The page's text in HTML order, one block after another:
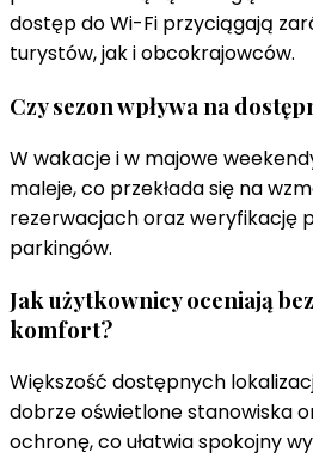
dostęp do Wi-Fi przyciągają
turystów, jak i obcokrajowców.
Czy sezon wpływa na
W wakacje i w majowe
maleje, co przekłada się na
rezerwacjach oraz weryfikację
parkingów.
Jak użytkownicy oceniają
komfort?
Większość dostępnych
dobrze oświetlone stanowiska
ochronę, co ułatwia spokojny